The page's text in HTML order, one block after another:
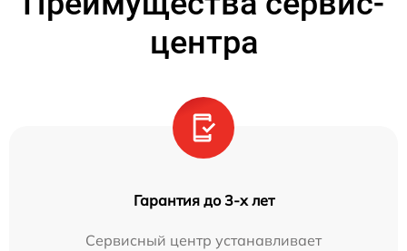
центра
Гарантия до 3-х лет
Сервисный центр устанавливает